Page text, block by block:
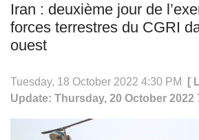
Iran : deuxième jour de
forces terrestres du CGRI
ouest
Tuesday, 18 October 2022 4:30 PM
[
Update: Thursday, 20 October 2022